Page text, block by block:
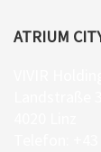
ATRIUM